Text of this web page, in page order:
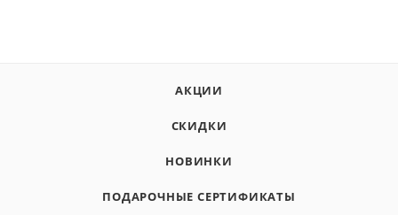
АКЦИИ
СКИДКИ
НОВИНКИ
ПОДАРОЧНЫЕ СЕРТИФИКАТЫ